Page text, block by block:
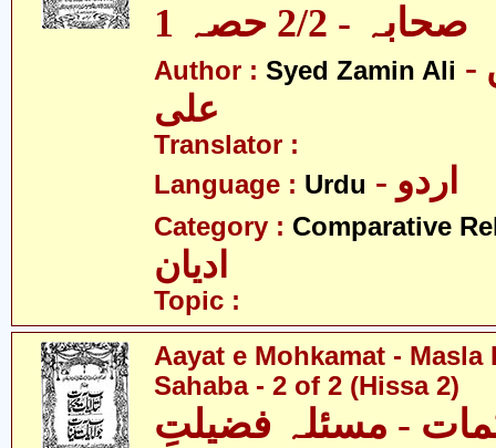
صحابہ - 2/2 حصہ 1
Author : Syed Zamin Ali - سید ضامن
علی
Translator :
Language : Urdu - اردو
Category : Comparative
ادیان
Topic :
Aayat e Mohkamat - Masla
Sahaba - 2 of 2 (Hissa 2)
- مسئلہ فضیلتِ